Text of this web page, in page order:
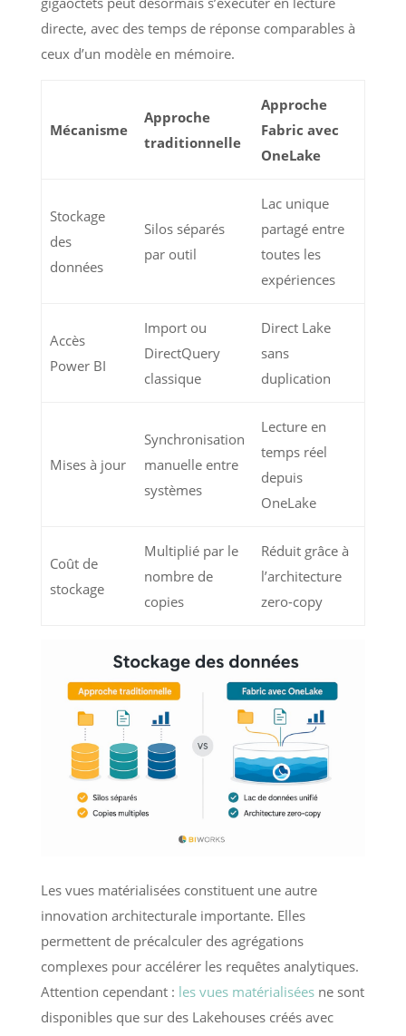
directe, avec des temps de réponse comparables à
ceux d’un modèle en mémoire.
Mécanisme
Approche
traditionnelle
Approche
Fabric avec
OneLake
Stockage
des
données
Silos séparés
par outil
Lac unique
partagé entre
toutes les
expériences
Accès
Power BI
Import ou
DirectQuery
classique
Direct Lake
sans
duplication
Mises à jour
Synchronisation
manuelle entre
systèmes
Lecture en
temps réel
depuis
OneLake
Coût de
stockage
Multiplié par le
nombre de
copies
Réduit grâce à
l’architecture
zero-copy
Les vues matérialisées constituent une autre
innovation architecturale importante. Elles
permettent de précalculer des agrégations
complexes pour accélérer les requêtes analytiques.
Attention cependant : les vues matérialiséesne sont
disponibles que sur des Lakehouses créés avec